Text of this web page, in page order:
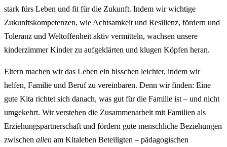
stark fürs Leben und fit für die Zukunft. Indem wir wichtige
Zukunftskompetenzen, wie Achtsamkeit und Resilienz, fördern und
Toleranz und Weltoffenheit aktiv vermitteln, wachsen unsere
kinderzimmer Kinder zu aufgeklärten und klugen Köpfen heran.
Eltern machen wir das Leben ein bisschen leichter, indem wir
helfen, Familie und Beruf zu vereinbaren. Denn wir finden: Eine
gute Kita richtet sich danach, was gut für die Familie ist – und nicht
umgekehrt. Wir verstehen die Zusammenarbeit mit Familien als
Erziehungspartnerschaft und fördern gute menschliche Beziehungen
zwischen allen am Kitaleben Beteiligten – pädagogischen